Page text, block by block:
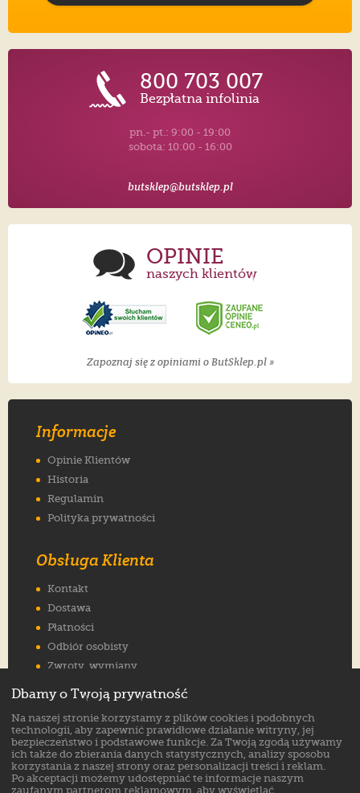
800 703 007
Bezpłatna infolinia
pn.- pt.: 9:00 - 19:00
sobota: 10:00 - 16:00
butsklep@butsklep.pl
OPINIE
naszych klientów
Zapoznaj się z opiniami o ButSklep.pl »
Informacje
Opinie Klientów
Historia
Regulamin
Polityka prywatności
Obsługa Klienta
Kontakt
Dostawa
Płatności
Odbiór osobisty
Zwroty, wymiany
Jak wybrać rozmiar
FAQ
Znajdź nas na:
Dbamy o Twoją prywatność
Na naszej stronie korzystamy z plików cookies i podobnych
technologii, aby zapewnić prawidłowe działanie witryny, jej
bezpieczeństwo i podstawowe funkcje. Za Twoją zgodą używamy
ich także do zbierania danych statystycznych, analizy sposobu
korzystania z naszej strony oraz personalizacji treści i reklam.
Po akceptacji możemy udostępniać te informacje naszym
zaufanym partnerom reklamowym, aby wyświetlać